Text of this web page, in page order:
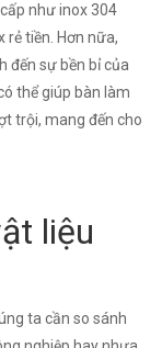
như inox 304
rẻ tiền. Hơn nữa,
đến sự bền bỉ của
thể giúp bàn làm
trội, mang đến cho
liệu
ta cần so sánh